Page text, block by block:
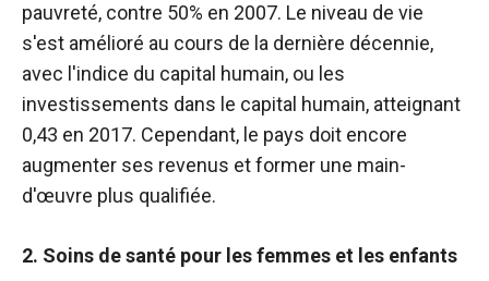
pauvreté, contre 50% en 2007. Le niveau de vie
s'est amélioré au cours de la dernière décennie,
avec l'indice du capital humain, ou les
investissements dans le capital humain, atteignant
0,43 en 2017. Cependant, le pays doit encore
augmenter ses revenus et former une main-
d'œuvre plus qualifiée.
2. Soins de santé pour les femmes et les enfants